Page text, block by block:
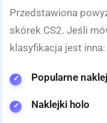
Przedstawiona
skórek CS2. Jeśli
klasyfikacja jest inna:
Popularne
Naklejki holo